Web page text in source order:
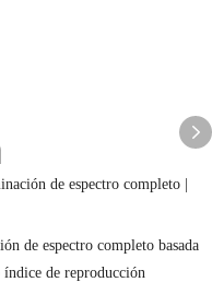
de espectro completo |
de espectro completo basada
de reproducción